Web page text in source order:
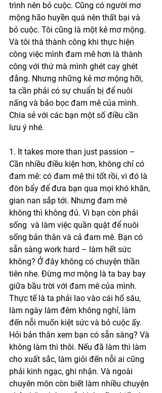
trình nên bỏ cuộc. Cũng có người mơ
mộng hão huyền quá nên thất bại và
bỏ cuộc. Tôi cũng là một kẻ mơ mộng.
Và tôi thà thành công khi thực hiện
công việc mình đam mê hơn là thành
công với thứ mà mình ghét cay ghét
đắng. Nhưng những kẻ mơ mộng hỡi,
ta cần phải có sự chuẩn bị để nuôi
nấng và bảo bọc đam mê của mình.
Chia sẻ với các bạn một số điều cần
lưu ý nhé.
1. It takes more than just passion –
Cần nhiều điều kiện hơn, không chỉ có
đam mê: có đam mê thì tốt rồi, vì đó là
đòn bẩy để đưa bạn qua mọi khó khăn,
gian nan sắp tới. Nhưng đam mê
không thì không đủ. Vì bạn còn phải
sống  và làm việc quần quật để nuôi
sống bản thân và cả đam mê. Bạn có
sẵn sàng work hard – làm hết sức
không? Ở đây không có chuyện thần
tiên nhe. Đừng mơ mộng là ta bay bay
giữa bầu trời với đam mê của mình.
Thực tế là ta phải lao vào cái hố sâu,
làm ngày làm đêm không nghỉ, làm
đến nỗi muốn kiệt sức và bỏ cuộc ấy.
Hỏi bản thân xem bạn có sẵn sàng? Và
không làm thì thôi. Nếu đã làm thì làm
cho xuất sắc, làm giỏi đến nỗi ai cũng
phải kinh ngạc, ghi nhận. Và ngoài
chuyên môn còn biết làm nhiều chuyện